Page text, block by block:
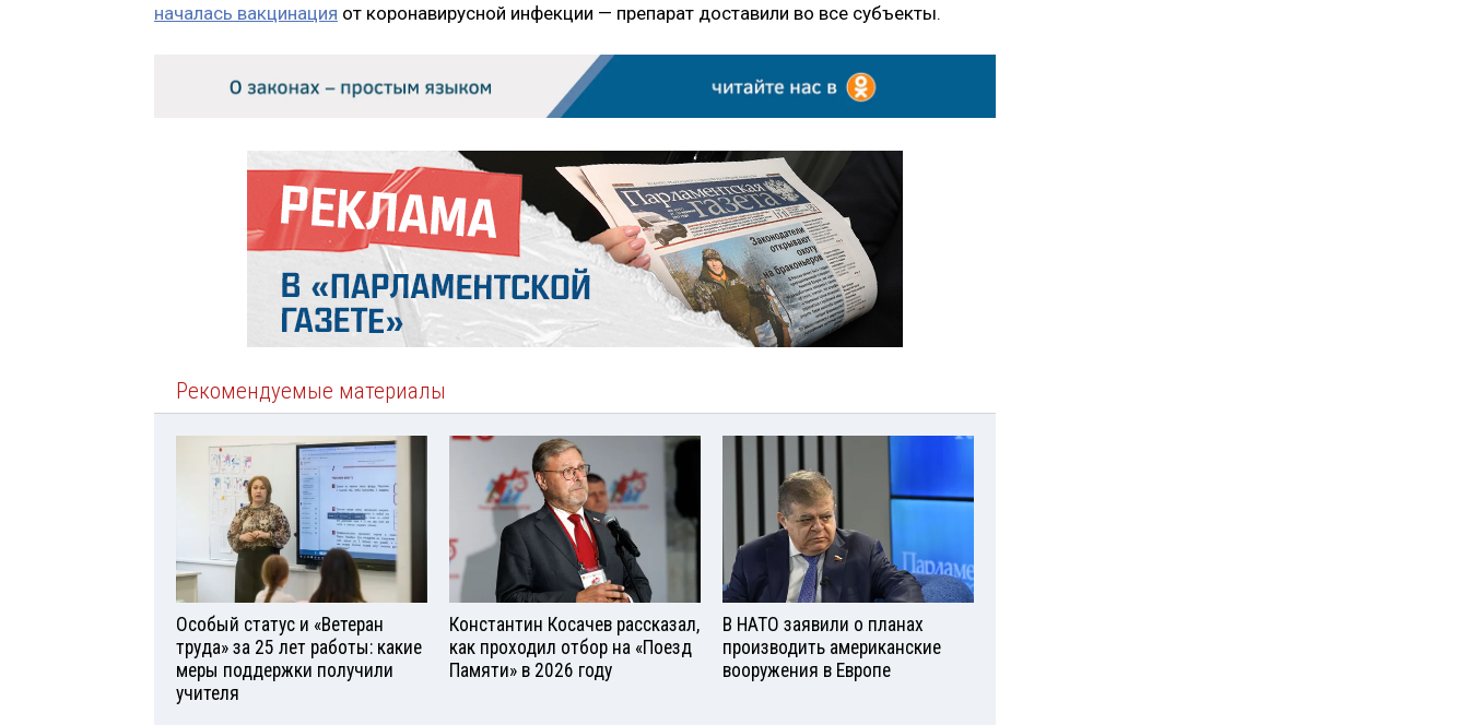
началась вакцинация от коронавирусной инфекции — препарат доставили во все субъекты.
Рекомендуемые материалы
Особый статус и «Ветеран
труда» за 25 лет работы: какие
меры поддержки получили
учителя
Константин Косачев рассказал,
как проходил отбор на «Поезд
Памяти» в 2026 году
В НАТО заявили о планах
производить американские
вооружения в Европе